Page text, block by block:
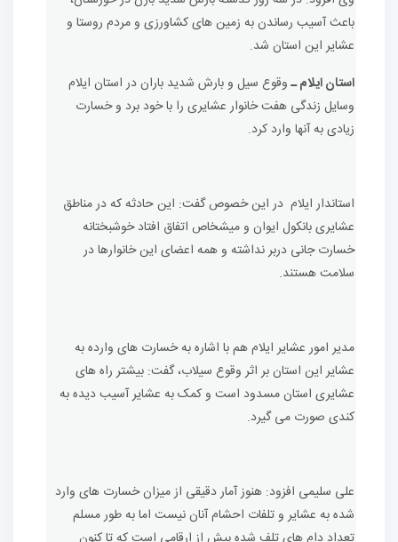
باعث آسیب رساندن به زمین های کشاورزی و مردم روستا و
عشایر این استان شد.
استان ایلام ـوقوع سیل و بارش شدید باران در استان ایلام
وسایل زندگی هفت خانوار عشایری را با خود برد و خسارت
زیادی به آنها وارد کرد.
استاندار ایلام در این خصوص گفت: این حادثه که در مناطق
عشایری بانکول ایوان و میشخاص اتفاق افتاد خوشبختانه
خسارت جانی دربر نداشته و همه اعضای این خانوارها در
سلامت هستند.
مدیر امور عشایر ایلام هم با اشاره به خسارت های وارده به
عشایر این استان بر اثر وقوع سیلاب، گفت: بیشتر راه های
عشایری استان مسدود است و کمک به عشایر آسیب دیده به
کندی صورت می گیرد.
علی سلیمی افزود: هنوز آمار دقیقی از میزان خسارت های وارد
شده به عشایر و تلفات احشام آنان نیست اما به طور مسلم